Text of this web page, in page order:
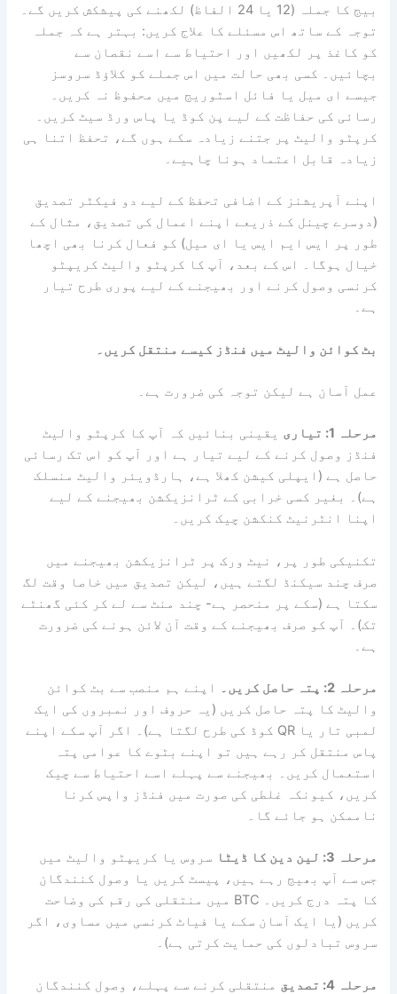
بیج کا جملہ (12 یا 24 الفاظ) لکھنے کی پیشکش کریں گے۔
توجہ کے ساتھ اس مسئلے کا علاج کریں: بہتر ہے کہ جملہ
کو کاغذ پر لکھیں اور احتیاط سے اسے نقصان سے
بچائیں۔ کسی بھی حالت میں اس جملے کو کلاؤڈ سروسز
جیسے ای میل یا فائل اسٹوریج میں محفوظ نہ کریں۔
رسائی کی حفاظت کے لیے پن کوڈ یا پاس ورڈ سیٹ کریں۔
کرپٹو والیٹ پر جتنے زیادہ سکے ہوں گے، تحفظ اتنا ہی
زیادہ قابل اعتماد ہونا چاہیے۔
اپنے آپریشنز کے اضافی تحفظ کے لیے دو فیکٹر تصدیق
(دوسرے چینل کے ذریعے اپنے اعمال کی تصدیق، مثال کے
طور پر ایس ایم ایس یا ای میل) کو فعال کرنا بھی اچھا
خیال ہوگا۔ اس کے بعد، آپ کا کرپٹو والیٹ کریپٹو
کرنسی وصول کرنے اور بھیجنے کے لیے پوری طرح تیار
ہے۔
بٹ کوائن والیٹ میں فنڈز کیسے منتقل کریں۔
عمل آسان ہے لیکن توجہ کی ضرورت ہے۔
مرحلہ 1: تیاری
یقینی بنائیں کہ آپ کا کرپٹو والیٹ
فنڈز وصول کرنے کے لیے تیار ہے اور آپ کو اس تک رسائی
حاصل ہے (ایپلی کیشن کھلا ہے، ہارڈویئر والیٹ منسلک
ہے)۔ بغیر کسی خرابی کے ٹرانزیکشن بھیجنے کے لیے
اپنا انٹرنیٹ کنکشن چیک کریں۔
تکنیکی طور پر، نیٹ ورک پر ٹرانزیکشن بھیجنے میں
صرف چند سیکنڈ لگتے ہیں، لیکن تصدیق میں خاصا وقت لگ
سکتا ہے (سکے پر منحصر ہے- چند منٹ سے لے کر کئی گھنٹے
تک)۔ آپ کو صرف بھیجنے کے وقت آن لائن ہونے کی ضرورت
ہے۔
مرحلہ 2: پتہ حاصل کریں۔
اپنے ہم منصب سے بٹ کوائن
والیٹ کا پتہ حاصل کریں (یہ حروف اور نمبروں کی ایک
لمبی تار یا QR کوڈ کی طرح لگتا ہے)۔ اگر آپ سکے اپنے
پاس منتقل کر رہے ہیں تو اپنے بٹوے کا عوامی پتہ
استعمال کریں۔ بھیجنے سے پہلے اسے احتیاط سے چیک
کریں، کیونکہ غلطی کی صورت میں فنڈز واپس کرنا
ناممکن ہو جائے گا۔
مرحلہ 3: لین دین کا ڈیٹا
سروس یا کریپٹو والیٹ میں
جس سے آپ بھیج رہے ہیں، پیسٹ کریں یا وصول کنندگان
کا پتہ درج کریں۔ BTC میں منتقلی کی رقم کی وضاحت
کریں (یا ایک آسان سکے یا فیاٹ کرنسی میں مساوی، اگر
سروس تبادلوں کی حمایت کرتی ہے)۔
مرحلہ 4: تصدیق
منتقلی کرنے سے پہلے، وصول کنندگان